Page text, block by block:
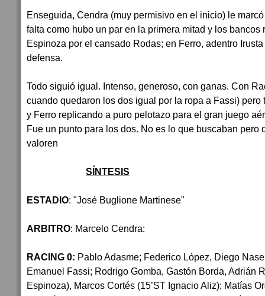
Enseguida, Cendra (muy permisivo en el inicio) le
falta como hubo un par en la primera mitad y los bancos
Espinoza por el cansado Rodas; en Ferro, adentro
defensa.
Todo siguió igual. Intenso, generoso, con ganas. Con
cuando quedaron los dos igual por la ropa a Fassi) pero
y Ferro replicando a puro pelotazo para el gran juego
Fue un punto para los dos. No es lo que buscaban pero
valoren
SÍNTESIS
ESTADIO: "José Buglione Martinese"
ARBITRO: Marcelo Cendra:
RACING 0: Pablo Adasme; Federico López, Diego
Emanuel Fassi; Rodrigo Gomba, Gastón Borda, Adrián
Espinoza), Marcos Cortés (15’ST Ignacio Aliz); Matías